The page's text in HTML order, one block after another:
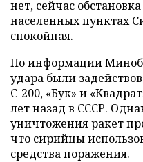
нет, сейчас
населенных пунктах
спокойная.
По информации
удара были
С-200, «Бук» и
лет назад в СССР.
уничтожения ракет
что сирийцы
средства поражения.